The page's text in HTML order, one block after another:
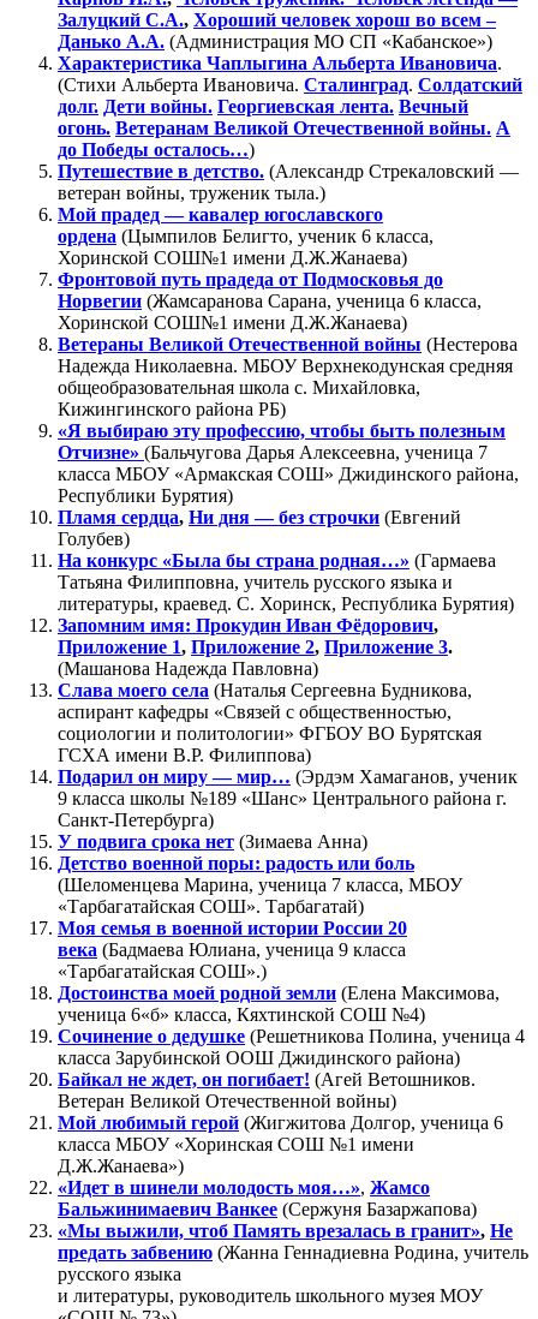
Залуцкий С.А., Хороший человек хорош во всем –
Данько А.А. (Администрация МО СП «Кабанское»)
Характеристика Чаплыгина Альберта Ивановича.
(Стихи Альберта Ивановича. Сталинград. Солдатский
долг. Дети войны. Георгиевская лента. Вечный
огонь. Ветеранам Великой Отечественной войны. А
до Победы осталось…)
Путешествие в детство. (Александр Стрекаловский —
ветеран войны, труженик тыла.)
Мой прадед — кавалер югославского
ордена (Цымпилов Белигто, ученик 6 класса,
Хоринской СОШ№1 имени Д.Ж.Жанаева)
Фронтовой путь прадеда от Подмосковья до
Норвегии (Жамсаранова Сарана, ученица 6 класса,
Хоринской СОШ№1 имени Д.Ж.Жанаева)
Ветераны Великой Отечественной войны (Нестерова
Надежда Николаевна. МБОУ Верхнекодунская средняя
общеобразовательная школа с. Михайловка,
Кижингинского района РБ)
«Я выбираю эту профессию, чтобы быть полезным
Отчизне» (Бальчугова Дарья Алексеевна, ученица 7
класса МБОУ «Армакская СОШ» Джидинского района,
Республики Бурятия)
Пламя сердца, Ни дня — без строчки (Евгений
Голубев)
На конкурс «Была бы страна родная…» (Гармаева
Татьяна Филипповна, учитель русского языка и
литературы, краевед. С. Хоринск, Республика Бурятия)
Запомним имя: Прокудин Иван Фёдорович,
Приложение 1, Приложение 2, Приложение 3.
(Машанова Надежда Павловна)
Слава моего села (Наталья Сергеевна Будникова,
аспирант кафедры «Связей с общественностью,
социологии и политологии» ФГБОУ ВО Бурятская
ГСХА имени В.Р. Филиппова)
Подарил он миру — мир… (Эрдэм Хамаганов, ученик
9 класса школы №189 «Шанс» Центрального района г.
Санкт-Петербурга)
У подвига срока нет (Зимаева Анна)
Детство военной поры: радость или боль
(Шеломенцева Марина, ученица 7 класса, МБОУ
«Тарбагатайская СОШ». Тарбагатай)
Моя семья в военной истории России 20
века (Бадмаева Юлиана, ученица 9 класса
«Тарбагатайская СОШ».)
Достоинства моей родной земли (Елена Максимова,
ученица 6«б» класса, Кяхтинской СОШ №4)
Сочинение о дедушке (Решетникова Полина, ученица 4
класса Зарубинской ООШ Джидинского района)
Байкал не ждет, он погибает! (Агей Ветошников.
Ветеран Великой Отечественной войны)
Мой любимый герой (Жигжитова Долгор, ученица 6
класса МБОУ «Хоринская СОШ №1 имени
Д.Ж.Жанаева»)
«Идет в шинели молодость моя…», Жамсо
Бальжинимаевич Ванкее (Сержуня Базаржапова)
«Мы выжили, чтоб Память врезалась в гранит», Не
предать забвению (Жанна Геннадиевна Родина, учитель
русского языка
и литературы, руководитель школьного музея МОУ